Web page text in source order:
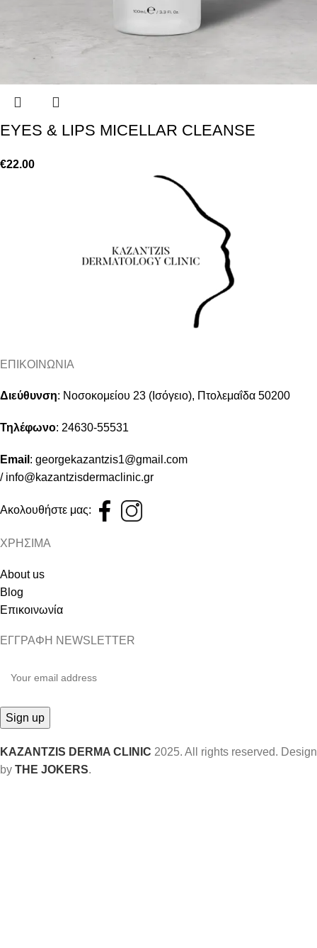
EYES & LIPS MICELLAR CLEANSE
€22.00
ΕΠΙΚΟΙΝΩΝΙΑ
Διεύθυνση: Νοσοκομείου 23 (Ισόγειο), Πτολεμαΐδα 50200
Τηλέφωνο: 24630-55531
Email : georgekazantzis1@gmail.com
/ info@kazantzisdermaclinic.gr
Ακολουθήστε μας:
ΧΡΗΣΙΜΑ
About us
Blog
Επικοινωνία
ΕΓΓΡΑΦΗ NEWSLETTER
KAZANTZIS DERMA CLINIC 2025. All rights reserved. Design
by THE JOKERS.